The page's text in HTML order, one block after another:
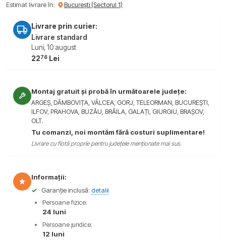
Estimat livrare în:
București (Sectorul 1)
Livrare prin curier:
Livrare standard
Luni, 10 august
2276 Lei
Montaj gratuit și probă în următoarele județe:
ARGEȘ, DÂMBOVIȚA, VÂLCEA, GORJ, TELEORMAN, BUCUREȘTI,
ILFOV, PRAHOVA, BUZĂU, BRĂILA, GALAȚI, GIURGIU, BRAȘOV,
OLT.
Tu comanzi, noi montăm fără costuri suplimentare!
Livrare cu flotă proprie pentru județele menționate mai sus.
Informații:
✓
Garanție inclusă: detalii
Persoane fizice:
24 luni
Persoane juridice:
12 luni